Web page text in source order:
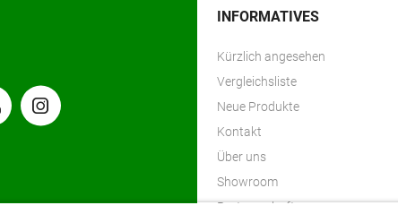
INFORMATIVES
Kürzlich angesehen
Vergleichsliste
Neue Produkte
Kontakt
Über uns
Showroom
Partnerschaften